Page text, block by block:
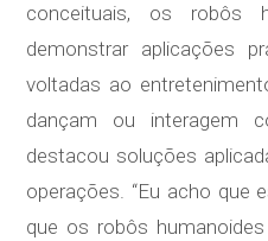
conceituais, os robôs
demonstrar aplicações
voltadas ao
dançam ou interagem
destacou soluções
operações. “Eu acho que
que os robôs